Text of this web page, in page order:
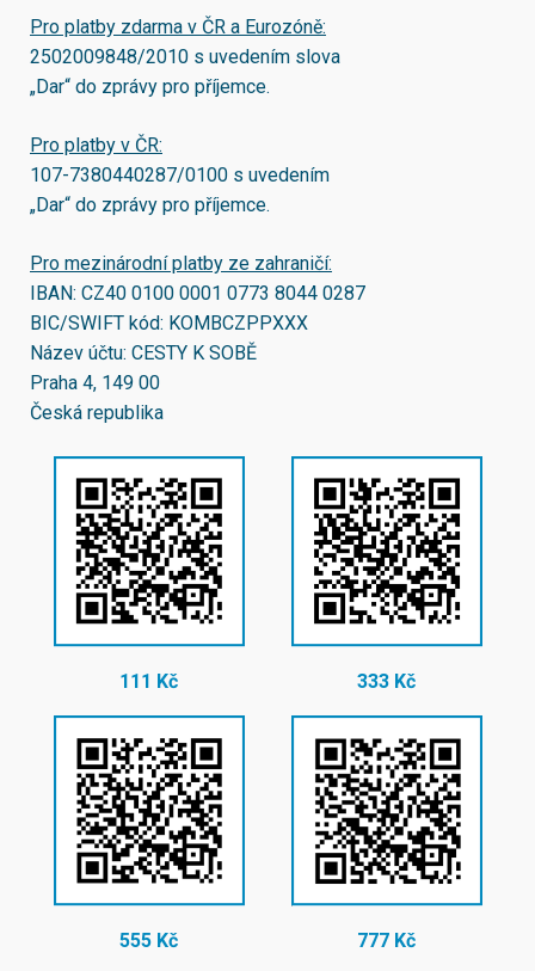
Pro platby zdarma v ČR a Eurozóně:
2502009848/2010 s uvedením slova
„Dar“ do zprávy pro příjemce.
Pro platby v ČR:
107-7380440287/0100 s uvedením
„Dar“ do zprávy pro příjemce.
Pro mezinárodní platby ze zahraničí:
IBAN: CZ40 0100 0001 0773 8044 0287
BIC/SWIFT kód: KOMBCZPPXXX
Název účtu: CESTY K SOBĚ
Praha 4, 149 00
Česká republika
111 Kč 333 Kč
555 Kč 777 Kč